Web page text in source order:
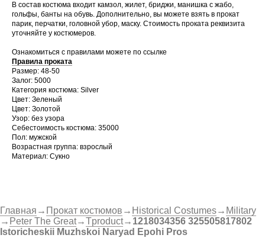
В состав костюма входит камзол, жилет, бриджи, манишка с жабо,
гольфы, банты на обувь. Дополнительно, вы можете взять в прокат
парик, перчатки, головной убор, маску. Стоимость проката реквизита
уточняйте у костюмеров.
Ознакомиться с правилами можете по ссылке
Правила проката
Размер: 48-50
Залог: 5000
Категория костюма: Silver
Цвет: Зеленый
Цвет: Золотой
Узор: без узора
Себестоимость костюма: 35000
Пол: мужской
Возрастная группа: взрослый
Материал: Сукно
Главная → Прокат костюмов → Historical Costumes→ Military
→ Peter The Great→Tproduct→ 1218034356 325505817802
Istoricheskii Muzhskoi Naryad Epohi Pros